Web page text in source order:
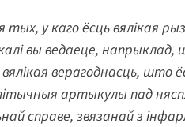
у каго ёсць вялікая
вы ведаеце,
верагоднасць, што
артыкулы пад
справе, звязанай з